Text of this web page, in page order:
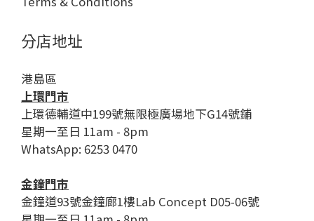
分店地址
港島區
上環門市
上環德輔道中199號無限極廣場地下G14號鋪
星期一至日 11am - 8pm
WhatsApp: 6253 0470
金鐘門市
金鐘道93號金鐘廊1樓Lab Concept D05-06號